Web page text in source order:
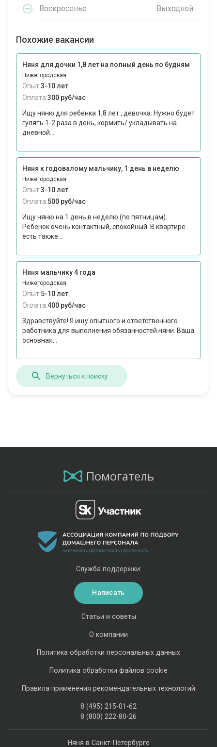
Воскресенье Выходной
Похожие вакансии
Няня для дочки 1,8 лет на полный день по будням
Нижегородская
Опыт:3-10 лет
Оплата:300 руб/час
Ищу няню для ребенка 1,8 лет , девочка. Нужно будет
гулять 1-2 раза в день, кормить/ укладывать на
дневной...
Няня к годовалому мальчику, 1 день в неделю
Нижегородская
Опыт:3-10 лет
Оплата:500 руб/час
Ищу няню на 1 день в неделю (по пятницам).
Ребенок очень контактный, спокойный. В квартире
есть также...
Няня мальчику 4 года
Нижегородская
Опыт:5-10 лет
Оплата:400 руб/час
Здравствуйте! Я ищу опытного и ответственного
работника для выполнения обязанностей няни. Ваша
основная...
Вернуться к поиску
Помогатель
Няня в Санкт-Петербурге
Статьи и советы
О компании
Политика обработки персональных данных
Политика обработки файлов cookie
Правила применения рекомендательных технологий
8 (495) 215-01-62
8 (800) 222-80-26
Служба поддержки:
Написать